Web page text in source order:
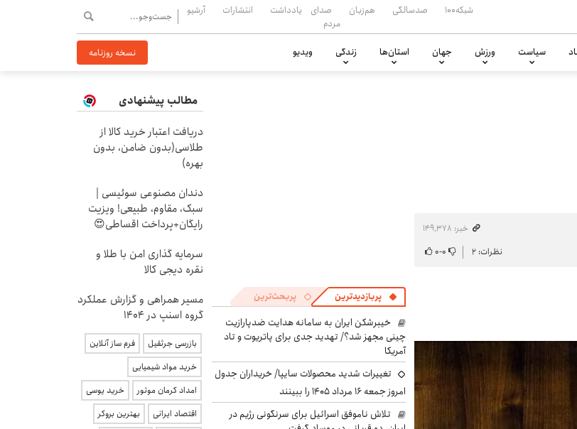
شبکه۱۰۰ صدسالگی هم‌زبان
صدای
مردم
یادداشت انتشارات آرشیو
سیاست ورزش جهان استان‌ها زندگی ویدیو نسخه روزنامه
خبر: ۱۴۹٬۳۷۸
نظرات: ۲ ۰-۰
پربازدیدترین پربحث‌ترین
خیبرشکن ایران به سامانه هدایت ضدپارازیت
چینی مجهز شد؟/ تهدید جدی برای پاتریوت و تاد
آمریکا
تغییرات شدید محصولات سایپا/ خریداران جدول
امروز جمعه ۱۶ مرداد ۱۴۰۵ را ببینند
تلاش ناموفق اسرائیل برای سرنگونی رژیم در
مطالب پیشنهادی
دریافت اعتبار خرید کالا از
طلاسی(بدون ضامن، بدون
بهره)
دندان مصنوعی سوئیسی |
سبک، مقاوم، طبیعی! ویزیت
رایگان+پرداخت اقساطی😍
سرمایه گذاری امن با طلا و
نقره دیجی کالا
مسیر همراهی و گزارش عملکرد
گروه اسنپ در ۱۴۰۴
بازرسی جرثقیل
فرم ساز آنلاین
خرید مواد شیمیایی
امداد کرمان موتور
خرید یوسی
اقتصاد ایرانی
بهترین بروکر